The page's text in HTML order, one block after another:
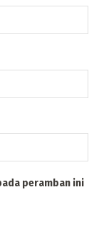
peramban ini